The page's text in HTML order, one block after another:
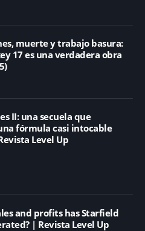
muerte y trabajo basura:
17 es una verdadera obra
II: una secuela que
fórmula casi intocable
Level Up
and profits has Starfield
| Revista Level Up